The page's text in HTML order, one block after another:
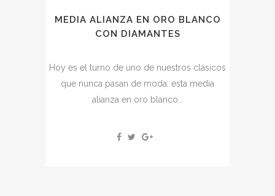
MEDIA ALIANZA EN ORO BLANCO
CON DIAMANTES
Hoy es el turno de uno de nuestros clásicos
que nunca pasan de moda: esta media
alianza en oro blanco...